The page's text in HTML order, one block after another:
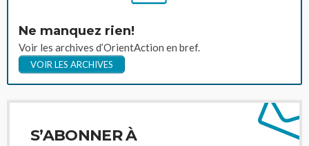
Ne manquez rien!
Voir les archives d’OrientAction en bref.
VOIR LES ARCHIVES
S’ABONNER À